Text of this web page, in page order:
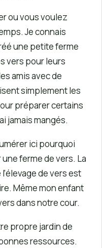
ou vous voulez
Je connais
une petite ferme
vers pour leurs
amis avec de
simplement les
préparer certains
jamais mangés.
ici pourquoi
ferme de vers. La
de vers est
Même mon enfant
dans notre cour.
propre jardin de
ressources.